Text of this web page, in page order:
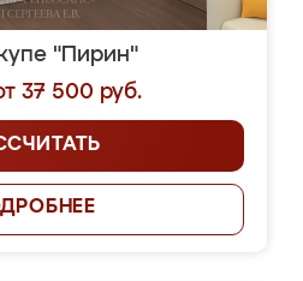
"Пирин"
37 500 руб.